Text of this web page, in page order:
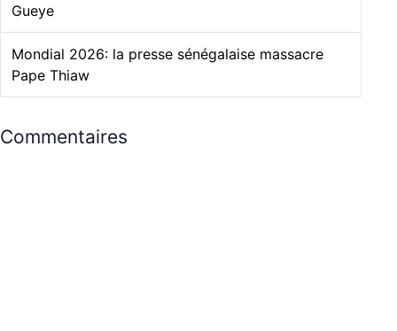
Gueye
Mondial 2026: la presse sénégalaise massacre
Pape Thiaw
Commentaires